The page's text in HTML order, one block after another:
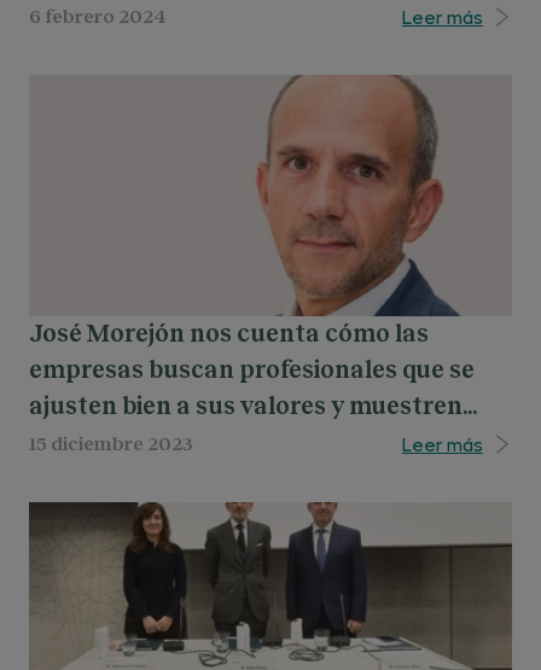
discapacidad a la protección de la
6 febrero 2024 Leer más
José Morejón nos cuenta cómo las
empresas buscan profesionales que se
ajusten bien a sus valores y muestren
compromiso con el puesto, el equipo, el
15 diciembre 2023 Leer más